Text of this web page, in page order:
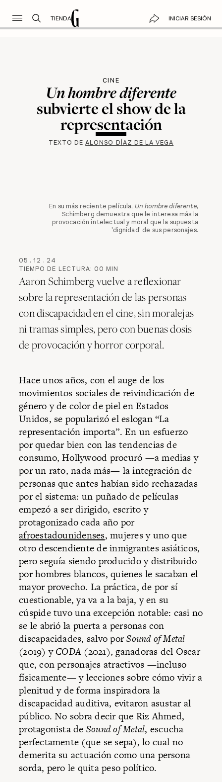
TIENDA INICIAR SESIÓN
CINE
Un hombre diferente
subvierte el show de la
representación
TEXTO DEALONSO DÍAZ DE LA VEGA
En su más reciente película, Un hombre diferente,
Schimberg demuestra que le interesa más la
provocación intelectual y moral que la supuesta
'dignidad' de sus personajes.
05 . 12 . 24
TIEMPO DE LECTURA: 00 MIN
Aaron Schimberg vuelve a reflexionar
sobre la representación de las personas
con discapacidad en el cine, sin moralejas
ni tramas simples, pero con buenas dosis
de provocación y horror corporal.
Hace unos años, con el auge de los
movimientos sociales de reivindicación de
género y de color de piel en Estados
Unidos, se popularizó el eslogan “La
representación importa”. En un esfuerzo
por quedar bien con las tendencias de
consumo, Hollywood procuró —a medias y
por un rato, nada más— la integración de
personas que antes habían sido rechazadas
por el sistema: un puñado de películas
empezó a ser dirigido, escrito y
protagonizado cada año por
afroestadounidenses, mujeres y uno que
otro descendiente de inmigrantes asiáticos,
pero seguía siendo producido y distribuido
por hombres blancos, quienes le sacaban el
mayor provecho. La práctica, de por sí
cuestionable, ya va a la baja, y en su
cúspide tuvo una excepción notable: casi no
se le abrió la puerta a personas con
discapacidades, salvo porSound of Metal
(2019) yCODA (2021), ganadoras del Oscar
que, con personajes atractivos —incluso
físicamente— y lecciones sobre cómo vivir a
plenitud y de forma inspiradora la
discapacidad auditiva, evitaron asustar al
público. No sobra decir que Riz Ahmed,
protagonista de Sound of Metal, escucha
perfectamente (que se sepa), lo cual no
demerita su actuación como una persona
sorda, pero le quita peso político.